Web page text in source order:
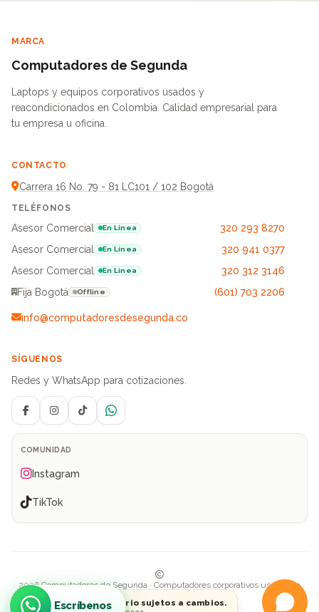
MARCA
Computadores de Segunda
Laptops y equipos corporativos usados y
reacondicionados en Colombia. Calidad empresarial para
tu empresa u oficina.
CONTACTO
Carrera 16 No. 79 - 81 LC101 / 102 Bogotá
TELÉFONOS
Asesor Comercial En Línea
320 293 8270
Asesor Comercial
En Línea
320 941 0377
Asesor Comercial
En Línea
320 312 3146
Fija Bogotá
Offline (601) 703 2206
info@computadoresdesegunda.co
SÍGUENOS
Redes y WhatsApp para cotizaciones.
FacebookInstagramTikTokWhatsApp
COMUNIDAD
Instagram
TikTok
2026 Computadores de Segunda · Computadores corporativos usados en
Precios e inventario sujetos a cambios.
Escríbenos